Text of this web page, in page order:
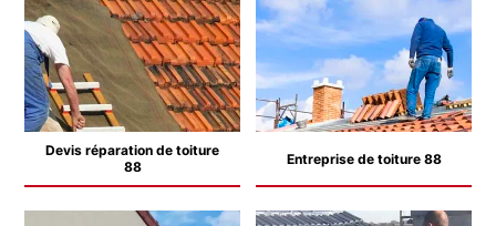
Devis réparation de toiture
88
Entreprise de toiture 88